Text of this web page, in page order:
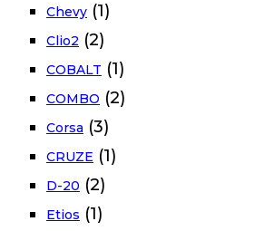
Chevy (1)
Clio2 (2)
COBALT (1)
COMBO (2)
Corsa (3)
CRUZE (1)
D-20 (2)
Etios (1)